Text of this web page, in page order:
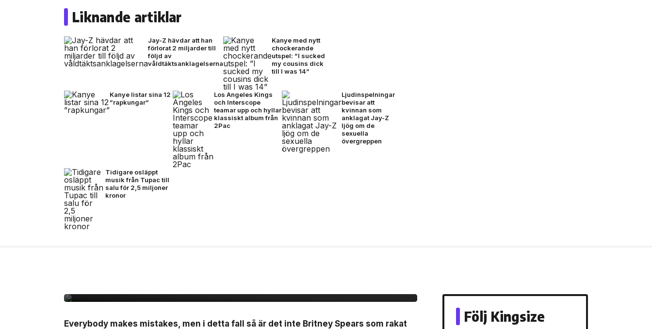
Liknande artiklar
Jay-Z hävdar att han
förlorat 2 miljarder till
följd av
våldtäktsanklagelserna
Kanye med nytt
chockerande
utspel: ”I sucked
my cousins dick
till I was 14”
Kanye listar sina 12
”rapkungar”
Los Angeles Kings
och Interscope
teamar upp och hyllar
klassiskt album från
2Pac
Ljudinspelningar
bevisar att
kvinnan som
anklagat Jay-Z
ljög om de
sexuella
övergreppen
Tidigare osläppt
musik från Tupac till
salu för 2,5 miljoner
kronor
Everybody makes mistakes, men i detta fall så är det inte Britney Spears som rakat
Följ Kingsize